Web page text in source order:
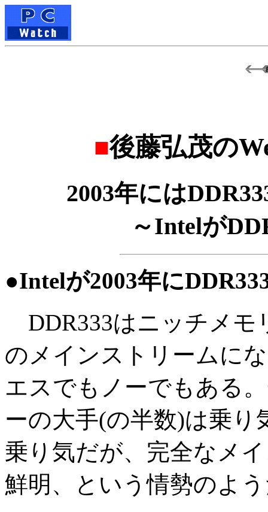
■後藤弘茂の
2003年には
～Intelが
●Intelが2003年に
DDR333はニッチメモ
のメインストリームに
エスでもノーでもある
ーの大手(の半数)は乗
乗り気だが、完全なメ
鮮明、という情勢のよ